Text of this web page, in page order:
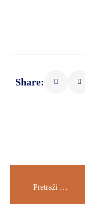
Share: